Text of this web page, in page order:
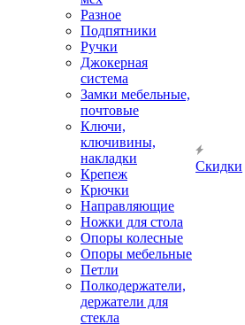
Разное
Подпятники
Ручки
Джокерная
система
Замки мебельные,
почтовые
Ключи,
ключивины,
накладки
Крепеж
Крючки
Направляющие
Ножки для стола
Опоры колесные
Опоры мебельные
Петли
Полкодержатели,
держатели для
стекла
Скидки